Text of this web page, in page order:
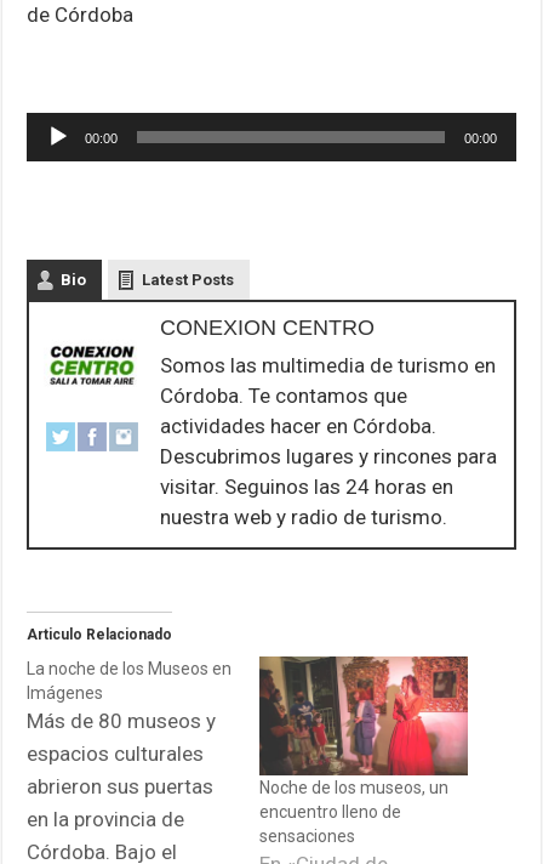
de Córdoba
Reproductor
de
00:00 00:00
Bio Latest Posts
CONEXION CENTRO
Somos las multimedia de turismo en
Córdoba. Te contamos que
actividades hacer en Córdoba.
Descubrimos lugares y rincones para
visitar. Seguinos las 24 horas en
nuestra web y radio de turismo.
Articulo Relacionado
La noche de los Museos en
Imágenes
Más de 80 museos y
espacios culturales
abrieron sus puertas
en la provincia de
Córdoba. Bajo el
Noche de los museos, un
encuentro lleno de
sensaciones